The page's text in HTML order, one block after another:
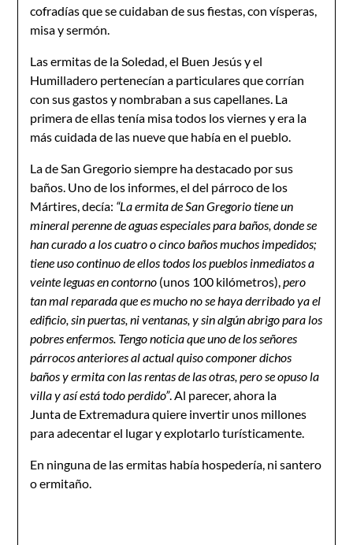
cofradías que se cuidaban de sus fiestas, con vísperas,
misa y sermón.
Las ermitas de la Soledad, el Buen Jesús y el
Humilladero pertenecían a particulares que corrían
con sus gastos y nombraban a sus capellanes. La
primera de ellas tenía misa todos los vier­nes y era la
más cuidada de las nueve que había en el pueblo.
La de San Gregorio siempre ha destacado por sus
baños. Uno de los informes, el del párroco de los
Mártires, decía: “La ermi­ta de San Gregorio tiene un
mineral perenne de aguas especiales para baños, donde se
han curado a los cuatro o cinco baños muchos impedidos;
tiene uso continuo de ellos todos los pueblos inmedia­tos a
veinte leguas en contorno (unos 100 kilómetros),pero
tan mal reparada que es mucho no se haya derribado ya el
edificio, sin puertas, ni ventanas, y sin algún abrigo para los
pobres enfermos. Tengo noticia que uno de los señores
párrocos anteriores al actual quiso componer dichos
baños y ermita con las rentas de las otras, pero se opuso la
villa y así está todo perdido”. Al parecer, ahora la
Junta de Extremadura quiere invertir unos millones
para adecen­tar el lugar y explotarlo turísticamente.
En ninguna de las ermitas había hospedería, ni santero
o ermitaño.